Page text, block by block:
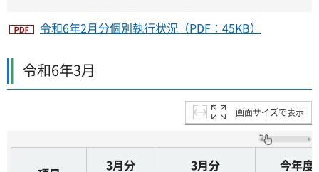
令和6年2月分個別執行状況（PDF：45KB）
令和6年3月
画面サイズで表示
3月分 3月分 今年度